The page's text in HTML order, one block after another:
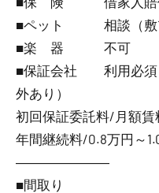
■ペット 相談（敷1
■楽 器 不可
■保証会社 利用必須
外あり）
初回保証委託料/月額賃
年間継続料/0.8万円～
―――――――
■間取り